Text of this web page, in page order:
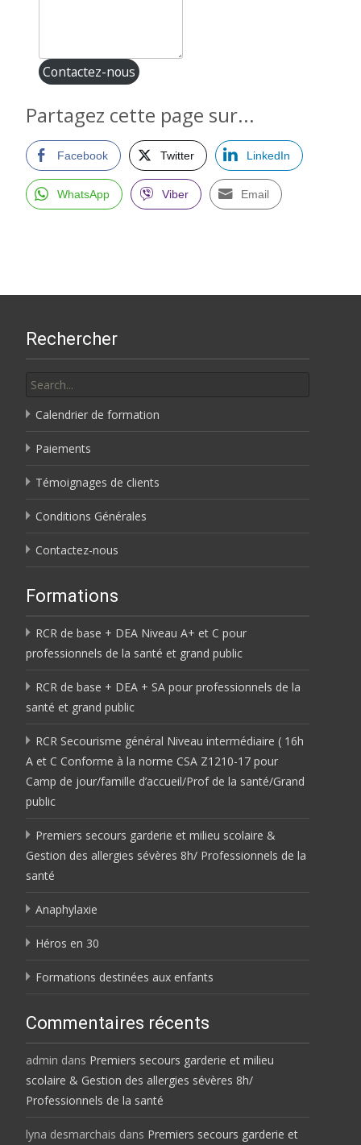
Contactez-nous
Partagez cette page sur...
Facebook Twitter LinkedIn
WhatsApp Viber Email
Rechercher
for:
Calendrier de formation
Paiements
Témoignages de clients
Conditions Générales
Contactez-nous
Formations
RCR de base + DEA Niveau A+ et C pour
professionnels de la santé et grand public
RCR de base + DEA + SA pour professionnels de la
santé et grand public
RCR Secourisme général Niveau intermédiaire ( 16h
A et C Conforme à la norme CSA Z1210-17 pour
Camp de jour/famille d’accueil/Prof de la santé/Grand
public
Premiers secours garderie et milieu scolaire &
Gestion des allergies sévères 8h/ Professionnels de la
santé
Anaphylaxie
Héros en 30
Formations destinées aux enfants
Commentaires récents
admin dans Premiers secours garderie et milieu
scolaire & Gestion des allergies sévères 8h/
Professionnels de la santé
lyna desmarchais dans Premiers secours garderie et